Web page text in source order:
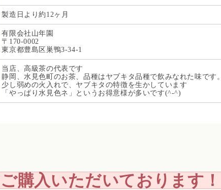
製造日より約12ヶ月
有限会社山年園
〒170-0002
東京都豊島区巣鴨3-34-1
当店、高級茶の代表です
静岡、水見色町のお茶、品種はヤブキタ品種で飲みなれた味です。
少し弱めの火入れで、ヤブキタの特徴を生かしています
「やっぱり水見色ネ」というお得意様が多いです(^-^)
ご購入いただいております！